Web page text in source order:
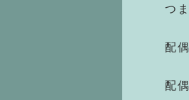
つ
配
配